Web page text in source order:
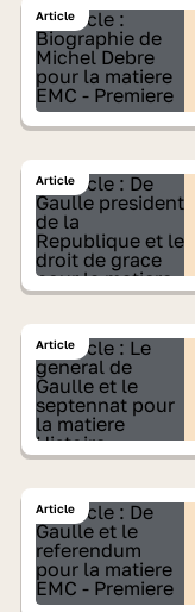
Article
Article
Article
Article